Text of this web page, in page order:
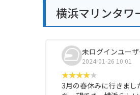
横浜マリンタワ
未ログインユー
2024-01-26 10:01
3月の春休みに行きま